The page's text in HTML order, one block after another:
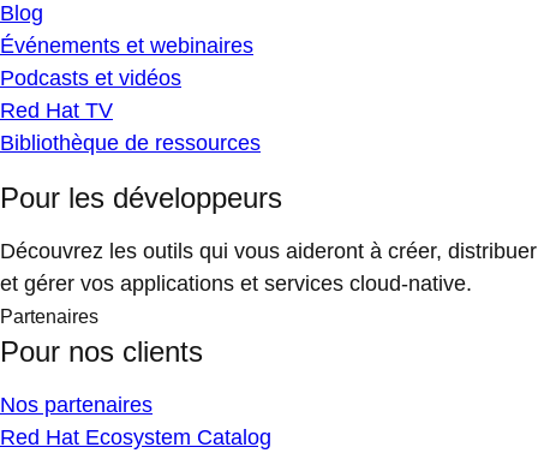
Blog
Événements et webinaires
Podcasts et vidéos
Red Hat TV
Bibliothèque de ressources
Pour les développeurs
Découvrez les outils qui vous aideront à créer, distribuer
et gérer vos applications et services cloud-native.
Partenaires
Pour nos clients
Nos partenaires
Red Hat Ecosystem Catalog